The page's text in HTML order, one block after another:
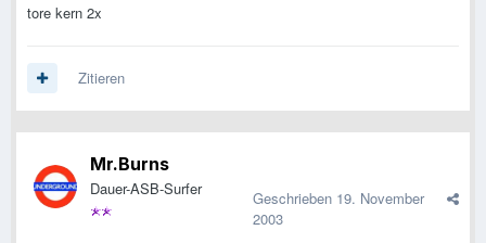
tore kern 2x
Zitieren
Mr.Burns
Dauer-ASB-Surfer Geschrieben 19. November
2003